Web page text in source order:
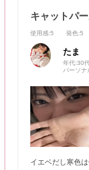
キャットパ
使用感:5 発色:5
たま
年代:30代
パーソナ
イエベだし寒色